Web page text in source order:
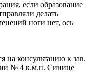
если образование
делать
ноги нет, ось
на консультацию к зав.
№ 4 к.м.н. Синице